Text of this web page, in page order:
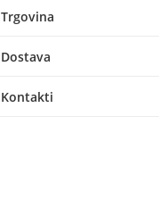
Trgovina
Dostava
Kontakti